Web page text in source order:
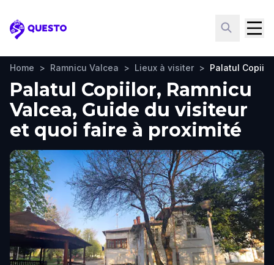
Questo
Home > Ramnicu Valcea > Lieux à visiter > Palatul
Palatul Copiilor, Ramnicu
Valcea, Guide du visiteur
et quoi faire à proximité